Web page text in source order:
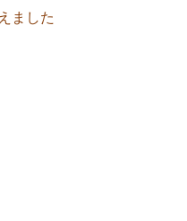
ました